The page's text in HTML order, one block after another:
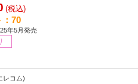
(税込)
：70
年5月発売
レコム)